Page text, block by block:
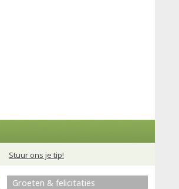
Stuur ons je tip!
Groeten & felicitaties